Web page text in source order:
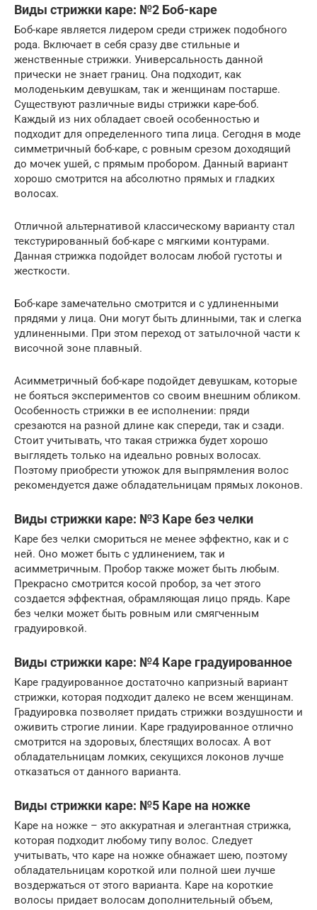
Виды стрижки каре: №2 Боб-каре
Боб-каре является лидером среди стрижек подобного
рода. Включает в себя сразу две стильные и
женственные стрижки. Универсальность данной
прически не знает границ. Она подходит, как
молоденьким девушкам, так и женщинам постарше.
Существуют различные виды стрижки каре-боб.
Каждый из них обладает своей особенностью и
подходит для определенного типа лица. Сегодня в моде
симметричный боб-каре, с ровным срезом доходящий
до мочек ушей, с прямым пробором. Данный вариант
хорошо смотрится на абсолютно прямых и гладких
волосах.
Отличной альтернативой классическому варианту стал
текстурированный боб-каре с мягкими контурами.
Данная стрижка подойдет волосам любой густоты и
жесткости.
Боб-каре замечательно смотрится и с удлиненными
прядями у лица. Они могут быть длинными, так и слегка
удлиненными. При этом переход от затылочной части к
височной зоне плавный.
Асимметричный боб-каре подойдет девушкам, которые
не бояться экспериментов со своим внешним обликом.
Особенность стрижки в ее исполнении: пряди
срезаются на разной длине как спереди, так и сзади.
Стоит учитывать, что такая стрижка будет хорошо
выглядеть только на идеально ровных волосах.
Поэтому приобрести утюжок для выпрямления волос
рекомендуется даже обладательницам прямых локонов.
Виды стрижки каре: №3 Каре без челки
Каре без челки смориться не менее эффектно, как и с
ней. Оно может быть с удлинением, так и
асимметричным. Пробор также может быть любым.
Прекрасно смотрится косой пробор, за чет этого
создается эффектная, обрамляющая лицо прядь. Каре
без челки может быть ровным или смягченным
градуировкой.
Виды стрижки каре: №4 Каре градуированное
Каре градуированное достаточно капризный вариант
стрижки, которая подходит далеко не всем женщинам.
Градуировка позволяет придать стрижки воздушности и
оживить строгие линии. Каре градуированное отлично
смотрится на здоровых, блестящих волосах. А вот
обладательницам ломких, секущихся локонов лучше
отказаться от данного варианта.
Виды стрижки каре: №5 Каре на ножке
Каре на ножке – это аккуратная и элегантная стрижка,
которая подходит любому типу волос. Следует
учитывать, что каре на ножке обнажает шею, поэтому
обладательницам короткой или полной шеи лучше
воздержаться от этого варианта. Каре на короткие
волосы придает волосам дополнительный объем,